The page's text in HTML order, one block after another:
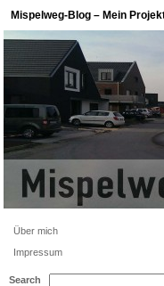
Mispelweg-Blog – Mein
Über mich
Impressum
Search